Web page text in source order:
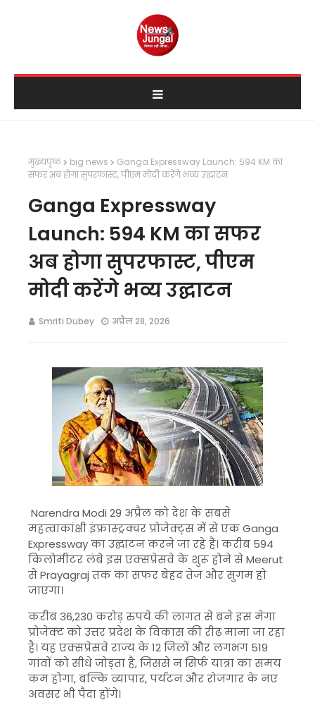
मुख्यपृष्ठ big news
Ganga Expressway Launch: 594 KM का
सफर अब होगा सुपरफास्ट, पीएम मोदी करेंगे भव्य उद्घाटन
Ganga Expressway
Launch: 594 KM का सफर
अब होगा सुपरफास्ट, पीएम
मोदी करेंगे भव्य उद्घाटन
Smriti Dubey अप्रैल 28, 2026
Narendra Modi 29 अप्रैल को देश के सबसे
महत्वाकांक्षी इंफ्रास्ट्रक्चर प्रोजेक्ट्स में से एकGanga
Expresswayका उद्घाटन करने जा रहे हैं। करीब 594
किलोमीटर लंबे इस एक्सप्रेसवे के शुरू होने सेMeerut
सेPrayagraj तक का सफर बेहद तेज और सुगम हो
जाएगा।
करीब 36,230 करोड़ रुपये की लागत से बने इस मेगा
प्रोजेक्ट को उत्तर प्रदेश के विकास की रीढ़ माना जा रहा
है। यह एक्सप्रेसवे राज्य के 12 जिलों और लगभग 519
गांवों को सीधे जोड़ता है, जिससे न सिर्फ यात्रा का समय
कम होगा, बल्कि व्यापार, पर्यटन और रोजगार के नए
अवसर भी पैदा होंगे।